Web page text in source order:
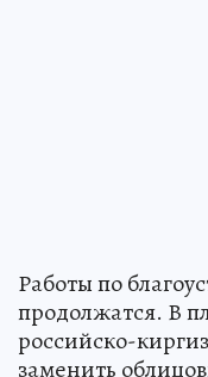
Работы по
продолжатся. В
российско-
заменить